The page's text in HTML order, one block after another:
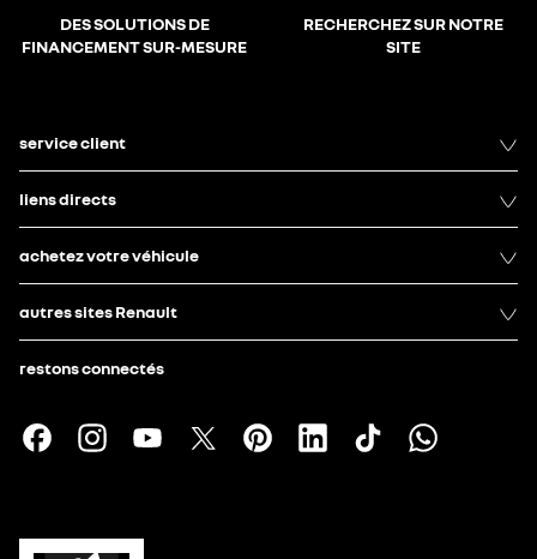
DES SOLUTIONS DE
FINANCEMENT SUR-MESURE
RECHERCHEZ SUR NOTRE
SITE
service client
liens directs
achetez votre véhicule
autres sites Renault
restons connectés